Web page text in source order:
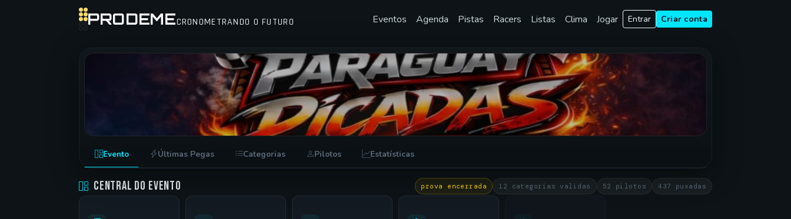
PRODEMECRONOMETRANDO O FUTURO Eventos Agenda Pistas Racers Listas Clima Jogar Entrar Criar conta
CAMPEONATO NACIONAL PARAGUAYO • 2° ETAPA NACIONAL / LISTA PY
Evento Últimas Pegas Categorias Pilotos Estatísticas
Central do Evento prova encerrada 12 categorias validas 52 pilotos 437 puxadas